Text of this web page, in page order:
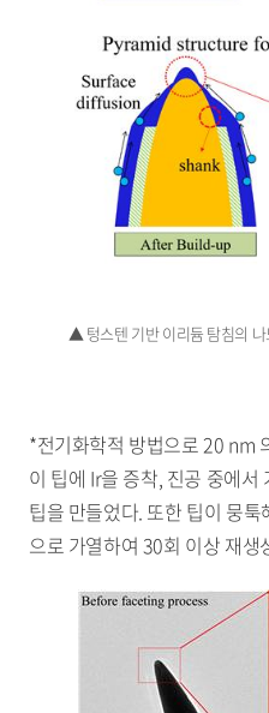
▲ 텅스텐 기반 이리듐 탐침의
*전기화학적 방법으로 20 nm
이 팁에 Ir을 증착, 진공 중에
팁을 만들었다. 또한 팁이 뭉
으로 가열하여 30회 이상 재생